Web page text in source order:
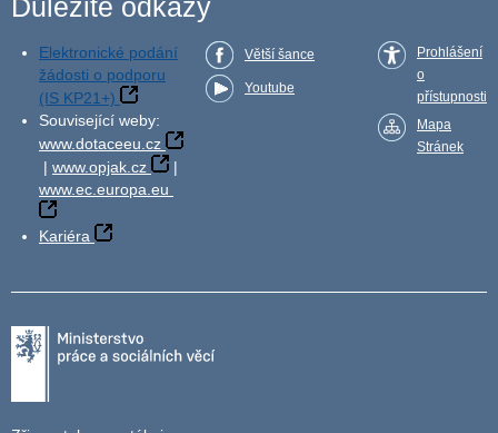
Důležité odkazy
Elektronické podání
žádosti o podporu
(IS KP21+)
Související weby:
www.dotaceeu.cz
| www.opjak.cz
|
www.ec.europa.eu
Kariéra
Větší šance
Youtube
Prohlášení
o
přístupnosti
Mapa
Stránek